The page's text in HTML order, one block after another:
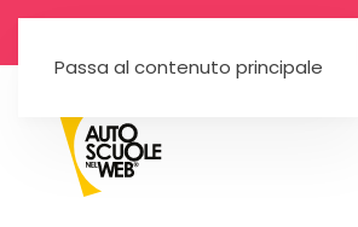
Passa al contenuto principale
SEI